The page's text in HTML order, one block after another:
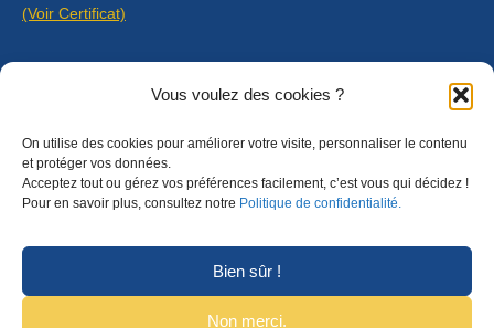
Vous voulez des cookies ?
On utilise des cookies pour améliorer votre visite, personnaliser le contenu
et protéger vos données.
Acceptez tout ou gérez vos préférences facilement, c’est vous qui décidez !
Pour en savoir plus, consultez notre Politique de confidentialité.
Bien sûr !
Non merci.
(Voir Certificat)
Règlement intérieur
CGU
CGV